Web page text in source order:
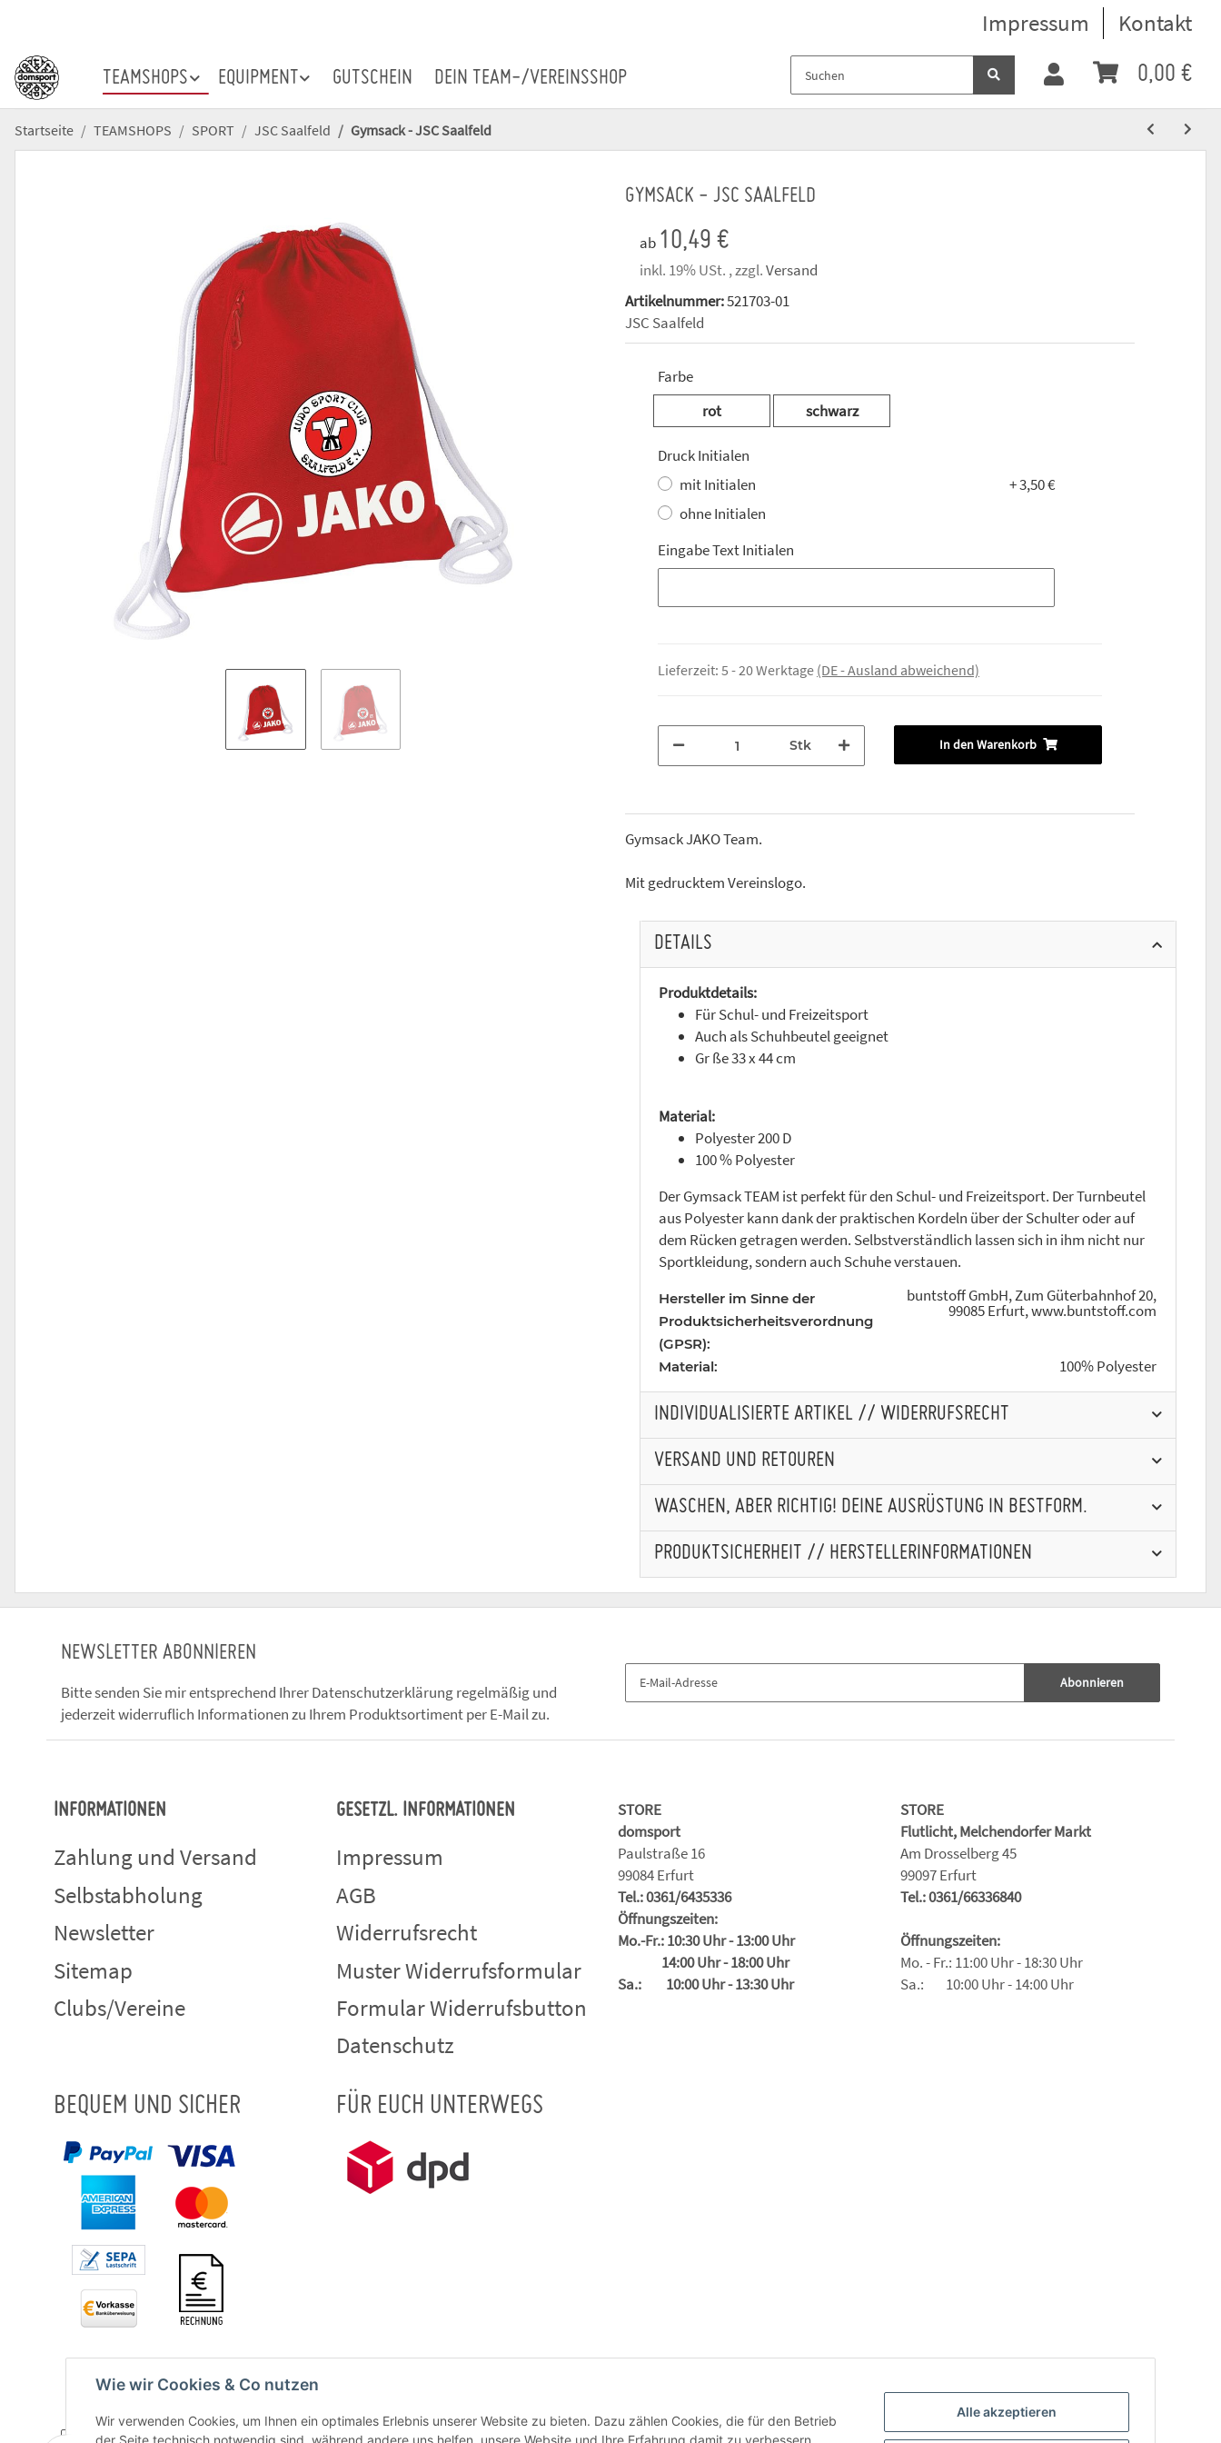
Impressum Kontakt
0,00 €
TEAMSHOPS EQUIPMENT GUTSCHEIN DEIN TEAM-/VEREINSSHOP
Startseite TEAMSHOPS SPORT JSC Saalfeld Gymsack - JSC Saalfeld
GYMSACK - JSC SAALFELD
ab 10,49 €
inkl. 19% USt. , zzgl.Versand
Artikelnummer:521703-01
JSC Saalfeld
Farbe
rot
schwarz
Druck Initialen
mit Initialen
+ 3,50 €
ohne Initialen
Eingabe Text Initialen
Lieferzeit: 5 - 20 Werktage (DE - Ausland abweichend)
Stk In den Warenkorb
Gymsack JAKO Team.
Mit gedrucktem Vereinslogo.
DETAILS
Produktdetails:
Für Schul- und Freizeitsport
Auch als Schuhbeutel geeignet
Gr ße 33 x 44 cm
Material:
Polyester 200 D
100 % Polyester
Der Gymsack TEAM ist perfekt für den Schul- und Freizeitsport. Der Turnbeutel
aus Polyester kann dank der praktischen Kordeln über der Schulter oder auf
dem Rücken getragen werden. Selbstverständlich lassen sich in ihm nicht nur
Sportkleidung, sondern auch Schuhe verstauen.
Hersteller im Sinne der
Produktsicherheitsverordnung
(GPSR):
buntstoff GmbH, Zum Güterbahnhof 20,
99085 Erfurt, www.buntstoff.com
Material: 100% Polyester
INDIVIDUALISIERTE ARTIKEL // WIDERRUFSRECHT
VERSAND UND RETOUREN
WASCHEN, ABER RICHTIG! DEINE AUSRÜSTUNG IN BESTFORM.
PRODUKTSICHERHEIT // HERSTELLERINFORMATIONEN
NEWSLETTER ABONNIEREN
Bitte senden Sie mir entsprechend IhrerDatenschutzerklärungregelmäßig und
jederzeit widerruflich Informationen zu Ihrem Produktsortiment per E-Mail zu.
Abonnieren
INFORMATIONEN
Zahlung und Versand
Selbstabholung
Newsletter
Sitemap
Clubs/Vereine
GESETZL. INFORMATIONEN
Impressum
AGB
Widerrufsrecht
Muster Widerrufsformular
Formular Widerrufsbutton
Datenschutz
STORE
domsport
Paulstraße 16
99084 Erfurt
Tel.: 0361/6435336
Öffnungszeiten:
Mo.-Fr.: 10:30 Uhr - 13:00 Uhr
14:00 Uhr - 18:00 Uhr
Sa.: 10:00 Uhr - 13:30 Uhr
STORE
Flutlicht, Melchendorfer Markt
Am Drosselberg 45
99097 Erfurt
Tel.: 0361/66336840
Öffnungszeiten:
Mo. - Fr.: 11:00 Uhr - 18:30 Uhr
Sa.: 10:00 Uhr - 14:00 Uhr
BEQUEM UND SICHER FÜR EUCH UNTERWEGS
Wie wir Cookies & Co nutzen
Wir verwenden Cookies, um Ihnen ein optimales Erlebnis unserer Website zu bieten. Dazu zählen Cookies, die für den Betrieb
der Seite technisch notwendig sind, während andere uns helfen, unsere Website und Ihre Erfahrung damit zu verbessern.
Alle akzeptieren